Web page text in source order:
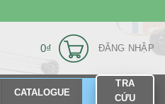
0₫ ĐĂNG NHẬP
CATALOGUE
TRA
CỨU